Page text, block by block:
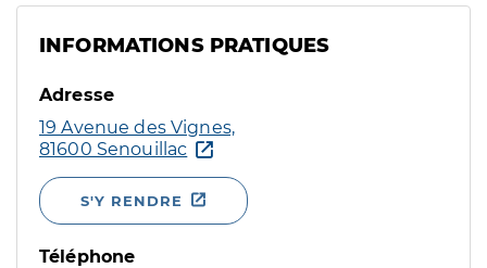
INFORMATIONS PRATIQUES
Adresse
19 Avenue des Vignes,
81600 Senouillac
S'Y RENDRE
Téléphone